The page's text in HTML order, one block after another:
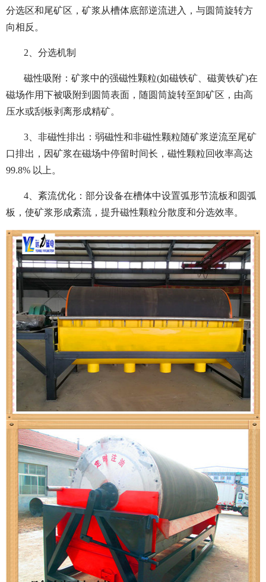
分选区和尾矿区，矿浆从槽体底部逆流进入，与圆筒旋转方
向相反。
2、分选机制
磁性吸附：矿浆中的强磁性颗粒(如磁铁矿、磁黄铁矿)在
磁场作用下被吸附到圆筒表面，随圆筒旋转至卸矿区，由高
压水或刮板剥离形成精矿。
3、非磁性排出：弱磁性和非磁性颗粒随矿浆逆流至尾矿
口排出，因矿浆在磁场中停留时间长，磁性颗粒回收率高达
99.8% 以上。
4、紊流优化：部分设备在槽体中设置弧形节流板和圆弧
板，使矿浆形成紊流，提升磁性颗粒分散度和分选效率。